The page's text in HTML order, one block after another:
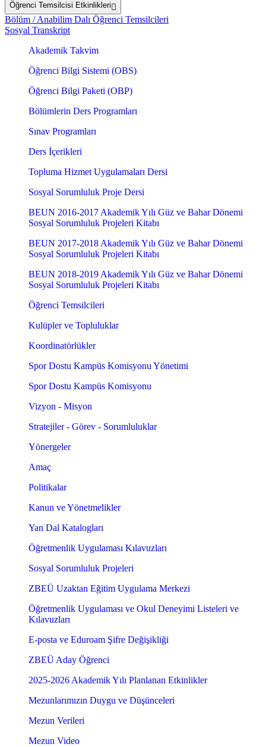
Öğrenci Temsilcisi Etkinlikleri
Bölüm / Anabilim Dalı Öğrenci Temsilcileri
Sosyal Transkript
Akademik Takvim
Öğrenci Bilgi Sistemi (OBS)
Öğrenci Bilgi Paketi (OBP)
Bölümlerin Ders Programları
Sınav Programları
Ders İçerikleri
Topluma Hizmet Uygulamaları Dersi
Sosyal Sorumluluk Proje Dersi
BEUN 2016-2017 Akademik Yılı Güz ve Bahar Dönemi
Sosyal Sorumluluk Projeleri Kitabı
BEUN 2017-2018 Akademik Yılı Güz ve Bahar Dönemi
Sosyal Sorumluluk Projeleri Kitabı
BEUN 2018-2019 Akademik Yılı Güz ve Bahar Dönemi
Sosyal Sorumluluk Projeleri Kitabı
Öğrenci Temsilcileri
Kulüpler ve Topluluklar
Koordinatörlükler
Spor Dostu Kampüs Komisyonu Yönetimi
Spor Dostu Kampüs Komisyonu
Vizyon - Misyon
Stratejiler - Görev - Sorumluluklar
Yönergeler
Amaç
Politikalar
Kanun ve Yönetmelikler
Yan Dal Katalogları
Öğretmenlik Uygulaması Kılavuzları
Sosyal Sorumluluk Projeleri
ZBEÜ Uzaktan Eğitim Uygulama Merkezi
Öğretmenlik Uygulaması ve Okul Deneyimi Listeleri ve
Kılavuzları
E-posta ve Eduroam Şifre Değişikliği
ZBEÜ Aday Öğrenci
2025-2026 Akademik Yılı Planlanan Etkinlikler
Mezunlarımızın Duygu ve Düşünceleri
Mezun Verileri
Mezun Video